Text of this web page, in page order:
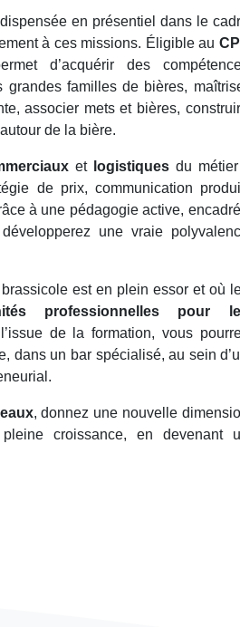
en présentiel dans le
à ces missions. Éligible au
d’acquérir des
familles de bières,
associer mets et bières,
de la bière.
et logistiquesdu
de prix, communication
à une pédagogie active,
une vraie
est en plein essor et où
professionnelles pour
de la formation, vous
dans un bar spécialisé, au sein
, donnez une nouvelle
croissance, en devenant